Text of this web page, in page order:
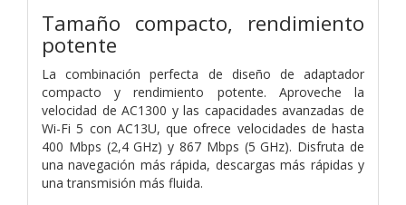
Tamaño compacto, rendimiento
potente
La combinación perfecta de diseño de adaptador
compacto y rendimiento potente. Aproveche la
velocidad de AC1300 y las capacidades avanzadas de
Wi-Fi 5 con AC13U, que ofrece velocidades de hasta
400 Mbps (2,4 GHz) y 867 Mbps (5 GHz). Disfruta de
una navegación más rápida, descargas más rápidas y
una transmisión más fluida.